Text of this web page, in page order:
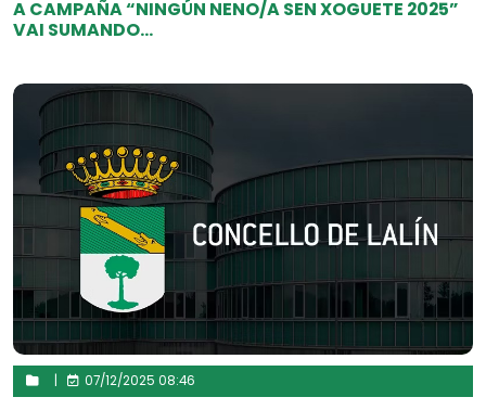
A CAMPAÑA “NINGÚN NENO/A SEN XOGUETE 2025”
VAI SUMANDO...
07/12/2025 08:46